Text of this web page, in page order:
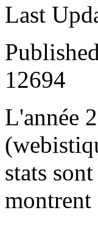
Last
12694
L'année
stats
montrent